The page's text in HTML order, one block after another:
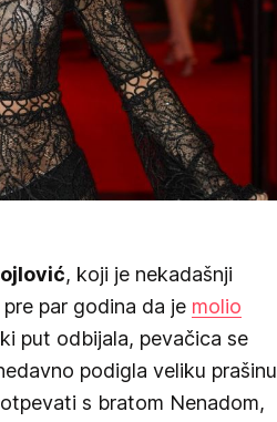
, koji je nekadašnji
par godina da je molio
put odbijala, pevačica se
podigla veliku prašinu
s bratom Nenadom,